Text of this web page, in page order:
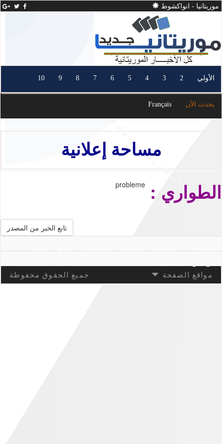
موريتانيا - انواكشوط
الأولي 2
3
4
5
6
7
8
9
10
يحدث الآن Français
مساحة إعلانية
probleme الطواري :
تابع الخبر من المصدر
مواقع الصفحة جميع الحقوق محفوظة